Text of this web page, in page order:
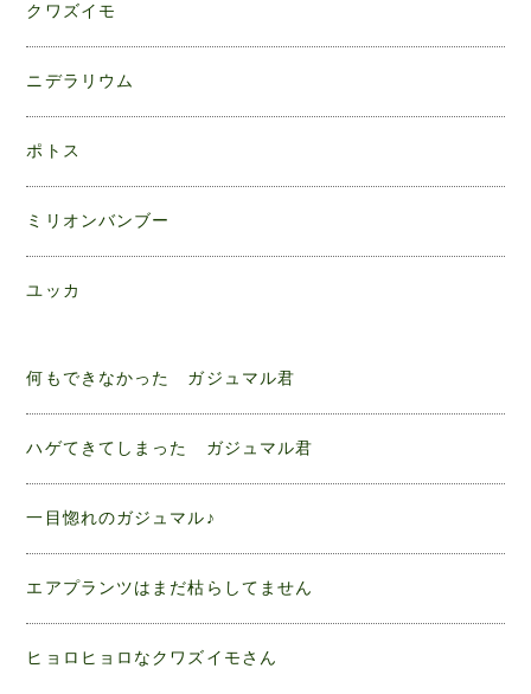
クワズイモ
ニデラリウム
ポトス
ミリオンバンブー
ユッカ
何もできなかった ガジュマル君
ハゲてきてしまった ガジュマル君
一目惚れのガジュマル♪
エアプランツはまだ枯らしてません
ヒョロヒョロなクワズイモさん